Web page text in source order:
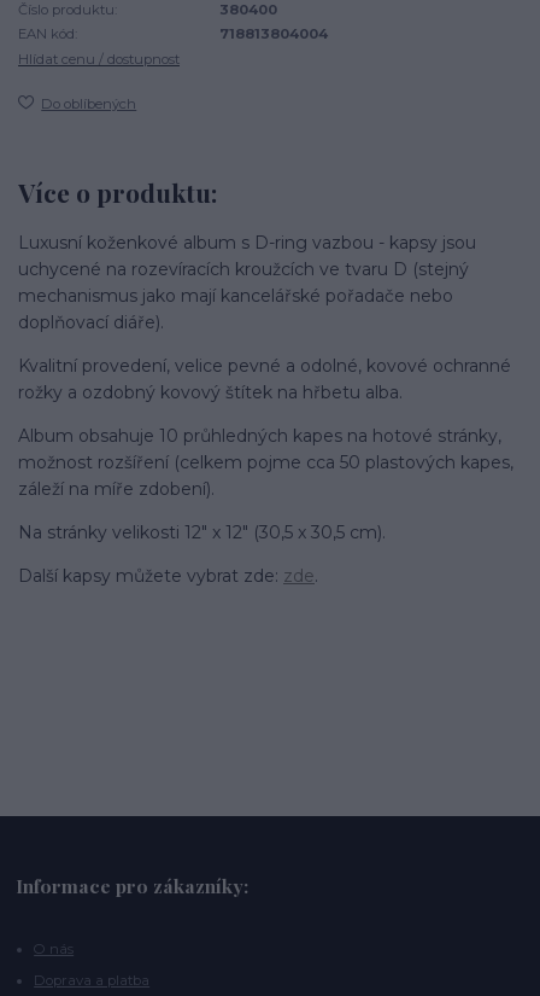
Číslo produktu:
380400
EAN kód:
718813804004
Hlídat cenu / dostupnost
Do oblíbených
Více o produktu:
Luxusní koženkové album s D-ring vazbou - kapsy jsou
uchycené na rozevíracích kroužcích ve tvaru D (stejný
mechanismus jako mají kancelářské pořadače nebo
doplňovací diáře).
Kvalitní provedení, velice pevné a odolné, kovové ochranné
rožky a ozdobný kovový štítek na hřbetu alba.
Album obsahuje 10 průhledných kapes na hotové stránky,
možnost rozšíření (celkem pojme cca 50 plastových kapes,
záleží na míře zdobení).
Na stránky velikosti 12" x 12" (30,5 x 30,5 cm).
Další kapsy můžete vybrat zde: zde.
Informace pro zákazníky:
O nás
Doprava a platba